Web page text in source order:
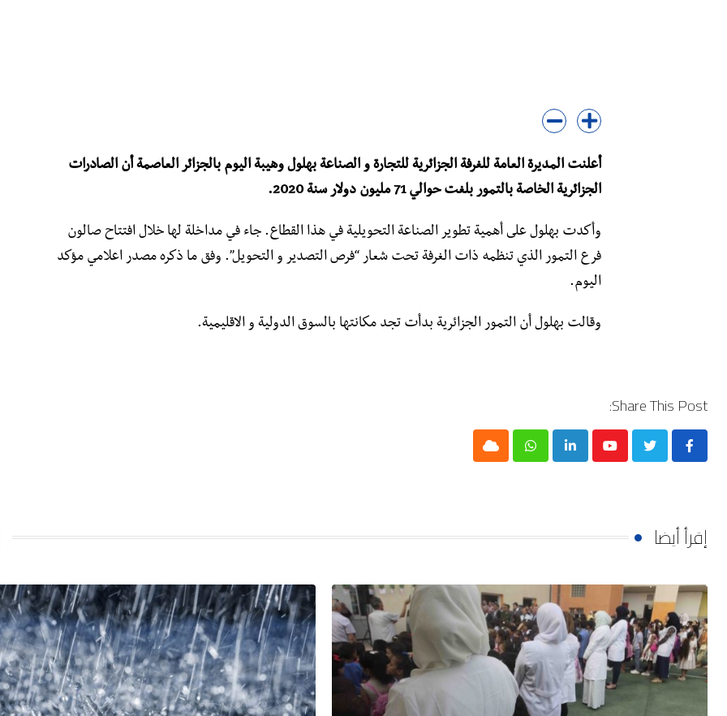
أعلنت المديرة العامة للغرفة الجزائرية للتجارة و الصناعة بهلول وهيبة اليوم بالجزائر العاصمة أن الصادرات
الجزائرية الخاصة بالتمور بلغت حوالي 71 مليون دولار سنة 2020.
وأكدت بهلول على أهمية تطوير الصناعة التحويلية في هذا القطاع. جاء في مداخلة لها خلال افتتاح صالون
فرع التمور الذي تنظمه ذات الغرفة تحت شعار “فرص التصدير و التحويل”. وفق ما ذكره مصدر اعلامي مؤكد
اليوم.
وقالت بهلول أن التمور الجزائرية بدأت تجد مكانتها بالسوق الدولية و الاقليمية.
Share This Post:
Youtube
LinkedIn
Whatsapp
Cloud
إقرأ أيضا